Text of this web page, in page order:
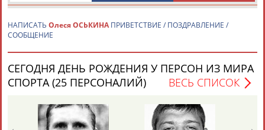
Каримжан
АБДРАХМАНОВ
Аделя
АБДРАХМАНОВА
Андрей
АБДУВАЛИЕВ
Герман
АБДУЛАЕВ
НАПИСАТЬ Олеся ОСЬКИНА ПРИВЕТСТВИЕ / ПОЗДРАВЛЕНИЕ /
СООБЩЕНИЕ
СЕГОДНЯ ДЕНЬ РОЖДЕНИЯ У ПЕРСОН ИЗ МИРА
СПОРТА (25 ПЕРСОНАЛИЙ)
ВЕСЬ СПИСОК